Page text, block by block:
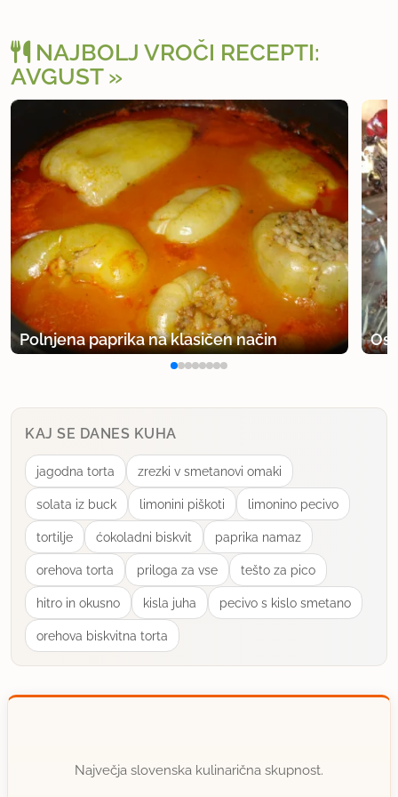
NAJBOLJ VROČI RECEPTI:
AVGUST
Polnjena paprika na klasičen način
KAJ SE DANES KUHA
jagodna torta zrezki v smetanovi omaki
solata iz buck limonini piškoti limonino pecivo
tortilje ćokoladni biskvit paprika namaz
orehova torta priloga za vse tešto za pico
hitro in okusno kisla juha pecivo s kislo smetano
orehova biskvitna torta
Največja slovenska kulinarična skupnost.